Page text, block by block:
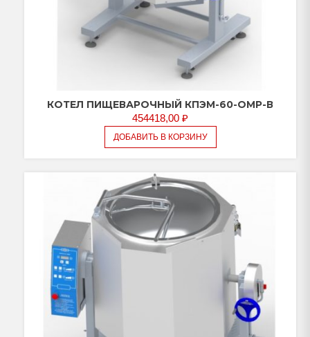
КОТЕЛ ПИЩЕВАРОЧНЫЙ КПЭМ-60-ОМР-В
454418,00 ₽
ДОБАВИТЬ В КОРЗИНУ